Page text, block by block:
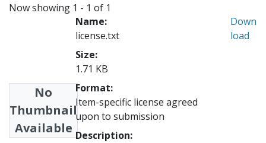
Now showing 1 - 1 of 1
No
Thumbnail
Available
Name:
license.txt
Size:
1.71 KB
Format:
Item-specific license agreed
upon to submission
Description:
Down
load